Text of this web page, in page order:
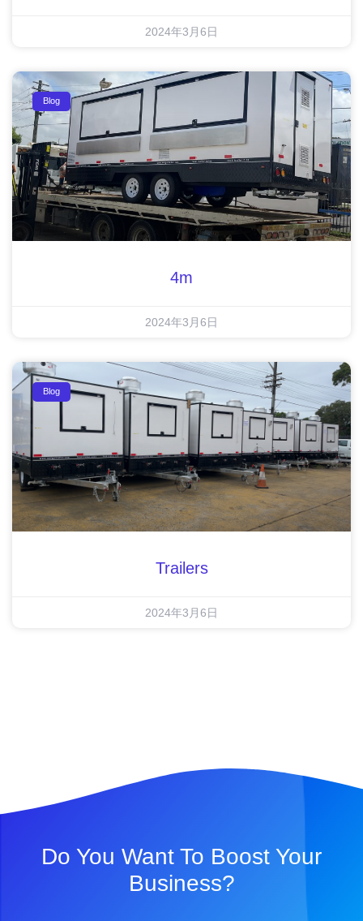
2024年3月6日
Blog
4m
2024年3月6日
Blog
Trailers
2024年3月6日
Do You Want To Boost Your
Business?